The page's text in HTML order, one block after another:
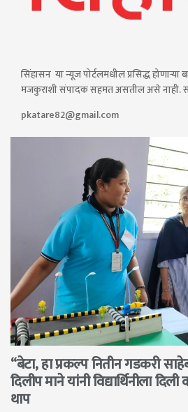
सिंहासन या न्यूज पोर्टलमधील प्रसिद्ध होणाऱ्या
मजकुराशी संपादक सहमत असतील असे नाही.
pkatare82@gmail.com
“बेटा, हा प्रकल्प नितीन गडकरी
दिलीप माने यांनी विद्यार्थिनीला
थाप